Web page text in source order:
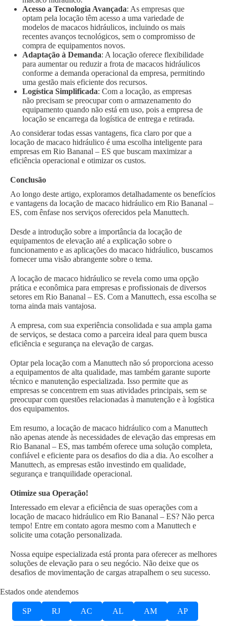
Acesso a Tecnologia Avançada: As empresas que
optam pela locação têm acesso a uma variedade de
modelos de macacos hidráulicos, incluindo os mais
recentes avanços tecnológicos, sem o compromisso de
compra de equipamentos novos.
Adaptação à Demanda: A locação oferece flexibilidade
para aumentar ou reduzir a frota de macacos hidráulicos
conforme a demanda operacional da empresa, permitindo
uma gestão mais eficiente dos recursos.
Logística Simplificada: Com a locação, as empresas
não precisam se preocupar com o armazenamento do
equipamento quando não está em uso, pois a empresa de
locação se encarrega da logística de entrega e retirada.
Ao considerar todas essas vantagens, fica claro por que a
locação de macaco hidráulico é uma escolha inteligente para
empresas em Rio Bananal – ES que buscam maximizar a
eficiência operacional e otimizar os custos.
Conclusão
Ao longo deste artigo, exploramos detalhadamente os benefícios
e vantagens da locação de macaco hidráulico em Rio Bananal –
ES, com ênfase nos serviços oferecidos pela Manuttech.
Desde a introdução sobre a importância da locação de
equipamentos de elevação até a explicação sobre o
funcionamento e as aplicações do macaco hidráulico, buscamos
fornecer uma visão abrangente sobre o tema.
A locação de macaco hidráulico se revela como uma opção
prática e econômica para empresas e profissionais de diversos
setores em Rio Bananal – ES. Com a Manuttech, essa escolha se
torna ainda mais vantajosa.
A empresa, com sua experiência consolidada e sua ampla gama
de serviços, se destaca como a parceira ideal para quem busca
eficiência e segurança na elevação de cargas.
Optar pela locação com a Manuttech não só proporciona acesso
a equipamentos de alta qualidade, mas também garante suporte
técnico e manutenção especializada. Isso permite que as
empresas se concentrem em suas atividades principais, sem se
preocupar com questões relacionadas à manutenção e à logística
dos equipamentos.
Em resumo, a locação de macaco hidráulico com a Manuttech
não apenas atende às necessidades de elevação das empresas em
Rio Bananal – ES, mas também oferece uma solução completa,
confiável e eficiente para os desafios do dia a dia. Ao escolher a
Manuttech, as empresas estão investindo em qualidade,
segurança e tranquilidade operacional.
Otimize sua Operação!
Interessado em elevar a eficiência de suas operações com a
locação de macaco hidráulico em Rio Bananal – ES? Não perca
tempo! Entre em contato agora mesmo com a Manuttech e
solicite uma cotação personalizada.
Nossa equipe especializada está pronta para oferecer as melhores
soluções de elevação para o seu negócio. Não deixe que os
desafios de movimentação de cargas atrapalhem o seu sucesso.
Estados onde atendemos
SP RJ AC AL AM AP